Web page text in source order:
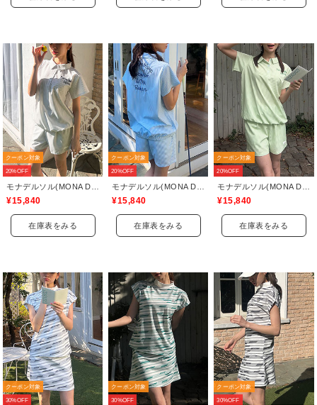
クーポン対象
20%OFF
¥15,840
在庫表をみる
クーポン対象
20%OFF
¥15,840
在庫表をみる
クーポン対象
20%OFF
¥15,840
在庫表をみる
クーポン対象
30%OFF
クーポン対象
30%OFF
クーポン対象
30%OFF